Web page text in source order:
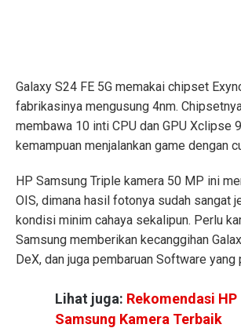
Galaxy S24 FE 5G memakai chipset
fabrikasinya mengusung 4nm.
membawa 10 inti CPU dan GPU Xclipse
kemampuan menjalankan game dengan
HP Samsung Triple kamera 50 MP ini
OIS, dimana hasil fotonya sudah sangat
kondisi minim cahaya sekalipun. Perlu
Samsung memberikan kecanggihan
DeX, dan juga pembaruan Software yang
Lihat juga: Rekomendasi HP
Samsung Kamera Terbaik